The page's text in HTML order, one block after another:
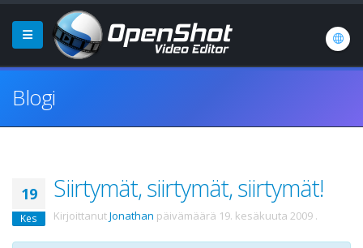
Blogi
19
Kes
Siirtymät, siirtymät, siirtymät!
KirjoittanutJonathan päivämäärä 19. kesäkuuta 2009 .